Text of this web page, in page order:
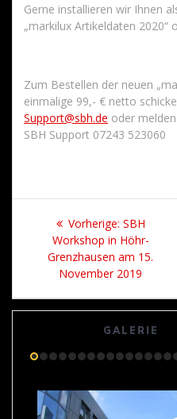
Gerne installieren wir Ihnen
„markilux Artikeldaten 2020“
Zum Bestellen der neuen
einmalige 99,- € netto
Support@sbh.de oder
SBH Support 07243 523060
Beitrags-
Navigation
Vorherige: Vorheriger
Beitrag:
SBH
Workshop in Höhr-
Grenzhausen am 15.
November 2019
GALERIE